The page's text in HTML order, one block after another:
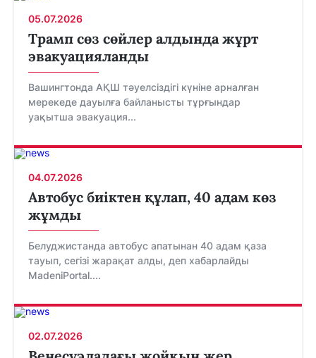
05.07.2026
Трамп сөз сөйлер алдында жұрт
эвакуацияланды
Вашингтонда АҚШ тәуелсіздігі күніне арналған
мерекеде дауылға байланысты тұрғындар
уақытша эвакуация...
04.07.2026
Автобус биіктен құлап, 40 адам көз
жұмды
Белуджистанда автобус апатынан 40 адам қаза
тауып, сегізі жарақат алды, деп хабарлайды
MadeniPortal....
02.07.2026